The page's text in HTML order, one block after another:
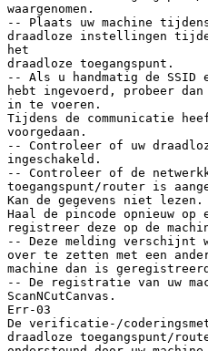
waargenomen.
-- Plaats uw machine
draadloze instellingen
het
draadloze toegangspunt.
-- Als u handmatig de SSID
hebt ingevoerd, probeer
in te voeren.
Tijdens de communicatie
voorgedaan.
-- Controleer of uw
ingeschakeld.
-- Controleer of de
toegangspunt/router is
Kan de gegevens niet lezen.
Haal de pincode opnieuw op
registreer deze op de
-- Deze melding verschijnt
over te zetten met een
machine dan is
-- De registratie van uw
ScanNCutCanvas.
Err-03
De verificatie-/
draadloze toegangspunt/